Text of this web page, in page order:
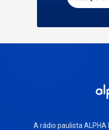
A rádio paulista